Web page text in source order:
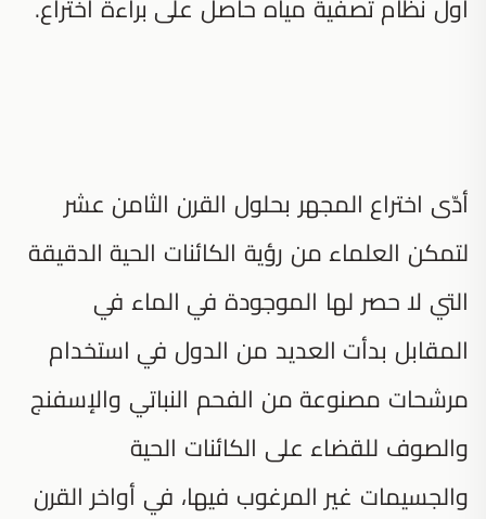
أدّى اختراع المجهر بحلول القرن الثامن عشر
لتمكن العلماء من رؤية الكائنات الحية الدقيقة
التي لا حصر لها الموجودة في الماء في
المقابل بدأت العديد من الدول في استخدام
مرشحات مصنوعة من الفحم النباتي والإسفنج
والصوف للقضاء على الكائنات الحية
والجسيمات غير المرغوب فيها، في أواخر القرن